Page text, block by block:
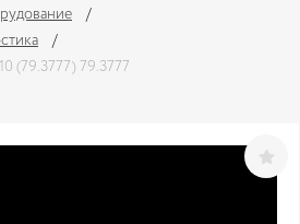
(79.3777) 79.3777